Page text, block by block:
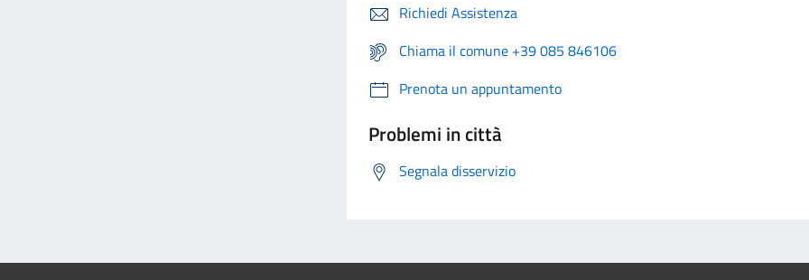
Richiedi Assistenza
Chiama il comune +39 085 846106
Prenota un appuntamento
Problemi in città
Segnala disservizio